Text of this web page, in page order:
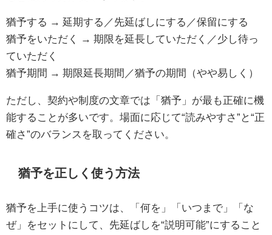
猶予する → 延期する／先延ばしにする／保留にする
猶予をいただく → 期限を延長していただく／少し待っ
ていただく
猶予期間 → 期限延長期間／猶予の期間（やや易しく）
ただし、契約や制度の文章では「猶予」が最も正確に機
能することが多いです。場面に応じて“読みやすさ”と“正
確さ”のバランスを取ってください。
猶予を正しく使う方法
猶予を上手に使うコツは、「何を」「いつまで」「な
ぜ」をセットにして、先延ばしを“説明可能”にすること